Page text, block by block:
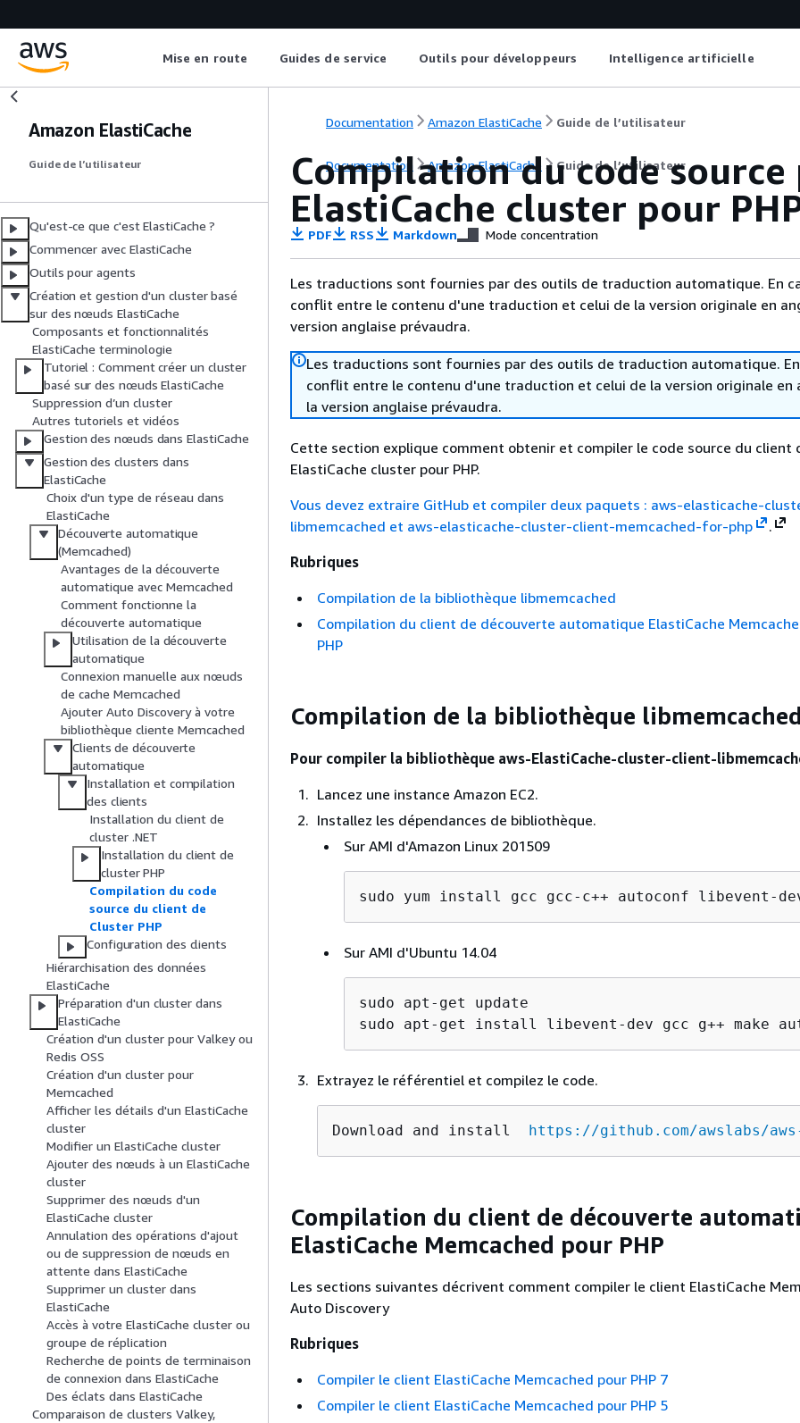
Mise en route Guides de service Outils pour développeurs Intelligence artificielle
Amazon ElastiCache
Guide de l’utilisateur
Qu'est-ce que c'est ElastiCache ?
Commencer avec ElastiCache
Outils pour agents
Création et gestion d'un cluster basé
sur des nœuds ElastiCache
Composants et fonctionnalités
ElastiCache terminologie
Tutoriel : Comment créer un cluster
basé sur des nœuds ElastiCache
Suppression d’un cluster
Autres tutoriels et vidéos
Gestion des nœuds dans ElastiCache
Gestion des clusters dans
ElastiCache
Choix d'un type de réseau dans
ElastiCache
Découverte automatique
(Memcached)
Avantages de la découverte
automatique avec Memcached
Comment fonctionne la
découverte automatique
Utilisation de la découverte
automatique
Connexion manuelle aux nœuds
de cache Memcached
Ajouter Auto Discovery à votre
bibliothèque cliente Memcached
Clients de découverte
automatique
Installation et compilation
des clients
Installation du client de
cluster .NET
Installation du client de
cluster PHP
Compilation du code
source du client de
Cluster PHP
Configuration des clients
Hiérarchisation des données
ElastiCache
Préparation d'un cluster dans
ElastiCache
Création d'un cluster pour Valkey ou
Redis OSS
Création d'un cluster pour
Memcached
Afficher les détails d'un ElastiCache
cluster
Modifier un ElastiCache cluster
Ajouter des nœuds à un ElastiCache
cluster
Supprimer des nœuds d'un
ElastiCache cluster
Annulation des opérations d'ajout
ou de suppression de nœuds en
attente dans ElastiCache
Supprimer un cluster dans
ElastiCache
Accès à votre ElastiCache cluster ou
groupe de réplication
Recherche de points de terminaison
de connexion dans ElastiCache
Des éclats dans ElastiCache
Comparaison de clusters Valkey,
Documentation Amazon ElastiCache Guide de l’utilisateur
Documentation Amazon ElastiCache Guide de l’utilisateur
Compilation du code
ElastiCache cluster pour
PDF RSS Markdown Mode concentration
Les traductions sont fournies par des outils de traduction automatique. En
conflit entre le contenu d'une traduction et celui de la version originale en
version anglaise prévaudra.
Les traductions sont fournies par des outils de traduction automatique.
conflit entre le contenu d'une traduction et celui de la version originale en
la version anglaise prévaudra.
Cette section explique comment obtenir et compiler le code source du client
ElastiCache cluster pour PHP.
Vous devez extraire GitHub et compiler deux paquets : aws-elasticache-
libmemcached et aws-elasticache-cluster-client-memcached-for-php
.
Rubriques
Compilation de la bibliothèque libmemcached
Compilation du client de découverte automatique ElastiCache
PHP
Compilation de la bibliothèque libmemcached
Pour compiler la bibliothèque aws-ElastiCache-cluster-client-
Lancez une instance Amazon EC2.
Installez les dépendances de bibliothèque.
Sur AMI d'Amazon Linux 201509
sudo yum install gcc gcc-c++ autoconf libevent-
Sur AMI d'Ubuntu 14.04
sudo apt-get update
sudo apt-get install libevent-dev gcc g++ make
Extrayez le référentiel et compilez le code.
Download and install https://github.com/awslabs/
Compilation du client de découverte
ElastiCache Memcached pour PHP
Les sections suivantes décrivent comment compiler le client ElastiCache
Auto Discovery
Rubriques
Compiler le client ElastiCache Memcached pour PHP 7
Compiler le client ElastiCache Memcached pour PHP 5